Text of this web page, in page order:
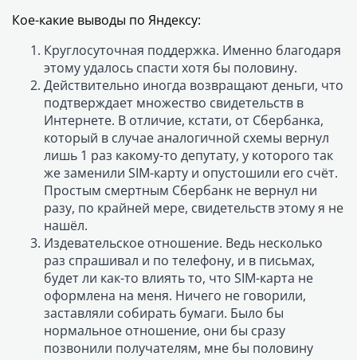
Кое-какие выводы по Яндексу:
Круглосуточная поддержка. Именно благодаря
этому удалось спасти хотя бы половину.
Действительно иногда возвращают деньги, что
подтверждает множество свидетельств в
Интернете. В отличие, кстати, от Сбербанка,
который в случае аналогичной схемы вернул
лишь 1 раз какому-то депутату, у которого так
же заменили SIM-карту и опустошили его счёт.
Простым смертным Сбербанк не вернул ни
разу, по крайней мере, свидетельств этому я не
нашёл.
Издевательское отношение. Ведь несколько
раз спрашивал и по телефону, и в письмах,
будет ли как-то влиять то, что SIM-карта не
оформлена на меня. Ничего не говорили,
заставляли собирать бумаги. Было бы
нормальное отношение, они бы сразу
позвонили получателям, мне бы половину